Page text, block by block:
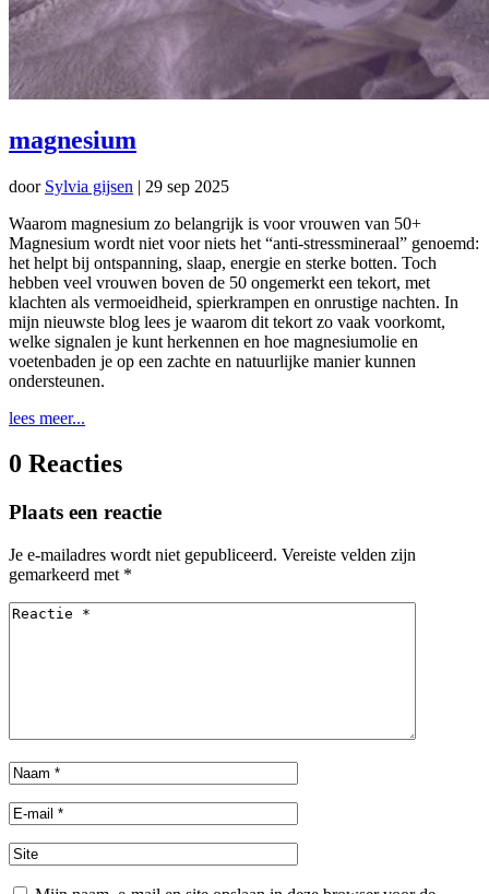
magnesium
door Sylvia gijsen | 29 sep 2025
Waarom magnesium zo belangrijk is voor vrouwen van 50+
Magnesium wordt niet voor niets het “anti-stressmineraal” genoemd:
het helpt bij ontspanning, slaap, energie en sterke botten. Toch
hebben veel vrouwen boven de 50 ongemerkt een tekort, met
klachten als vermoeidheid, spierkrampen en onrustige nachten. In
mijn nieuwste blog lees je waarom dit tekort zo vaak voorkomt,
welke signalen je kunt herkennen en hoe magnesiumolie en
voetenbaden je op een zachte en natuurlijke manier kunnen
ondersteunen.
lees meer...
0 Reacties
Plaats een reactie
Je e-mailadres wordt niet gepubliceerd. Vereiste velden zijn
gemarkeerd met *